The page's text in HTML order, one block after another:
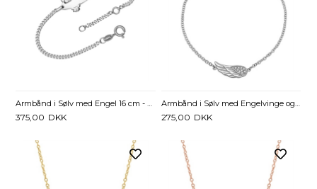
375,00 DKK 275,00 DKK